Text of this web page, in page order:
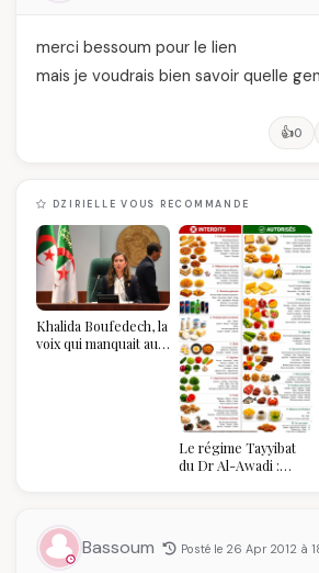
merci bessoum pour le lien
mais je voudrais bien savoir quelle
👍0
DZIRIELLE VOUS RECOMMANDE
Khalida Boufedech, la
voix qui manquait au
Le régime Tayyibat
du Dr Al-Awadi :
vraiment savoir
Bassoum Posté le 26 Apr 2012 à